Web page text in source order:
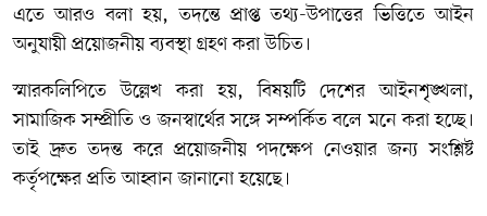
এতে আরও বলা হয়, তদন্তে প্রাপ্ত তথ্য-উপাত্তের ভিত্তিতে আইন
অনুযায়ী প্রয়োজনীয় ব্যবস্থা গ্রহণ করা উচিত।
স্মারকলিপিতে উল্লেখ করা হয়, বিষয়টি দেশের আইনশৃঙ্খলা,
সামাজিক সম্প্রীতি ও জনস্বার্থের সঙ্গে সম্পর্কিত বলে মনে করা হচ্ছে।
তাই দ্রুত তদন্ত করে প্রয়োজনীয় পদক্ষেপ নেওয়ার জন্য সংশ্লিষ্ট
কর্তৃপক্ষের প্রতি আহ্বান জানানো হয়েছে।